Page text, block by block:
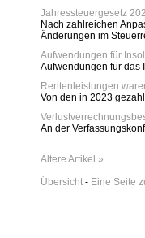
Jahressteuergesetz
Nach zahlreichen
Änderungen im
Aufwendungen für
Aufwendungen für das
Rentenleistungen
Von den in 2023
An der
Ältere Artikel »
Übersicht - Eine Seite